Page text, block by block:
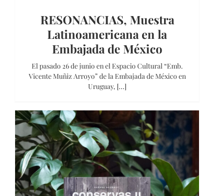
RESONANCIAS, Muestra
Latinoamericana en la
Embajada de México
El pasado 26 de junio en el Espacio Cultural “Emb.
Vicente Muñiz Arroyo” de la Embajada de México en
Uruguay, [...]